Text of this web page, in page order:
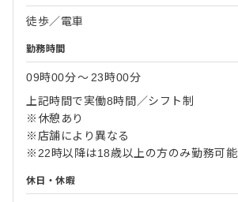
徒歩／電車
勤務時間
09時00分〜23時00分
上記時間で実働8時間／シフト制
※休憩あり
※店舗により異なる
※22時以降は18歳以上の方のみ勤務可能
休日・休暇